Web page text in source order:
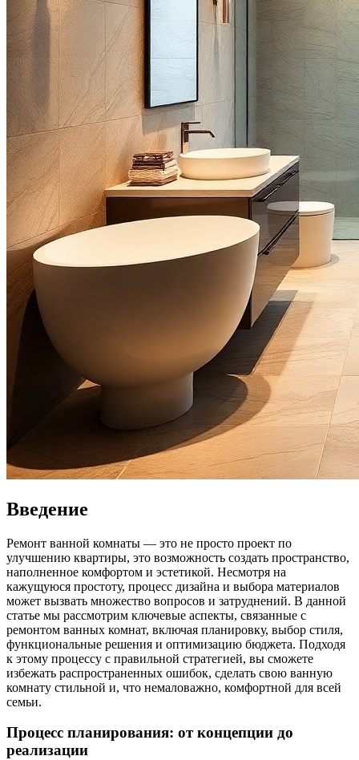
Введение
Ремонт ванной комнаты — это не просто проект по
улучшению квартиры, это возможность создать пространство,
наполненное комфортом и эстетикой. Несмотря на
кажущуюся простоту, процесс дизайна и выбора материалов
может вызвать множество вопросов и затруднений. В данной
статье мы рассмотрим ключевые аспекты, связанные с
ремонтом ванных комнат, включая планировку, выбор стиля,
функциональные решения и оптимизацию бюджета. Подходя
к этому процессу с правильной стратегией, вы сможете
избежать распространенных ошибок, сделать свою ванную
комнату стильной и, что немаловажно, комфортной для всей
семьи.
Процесс планирования: от концепции до
реализации